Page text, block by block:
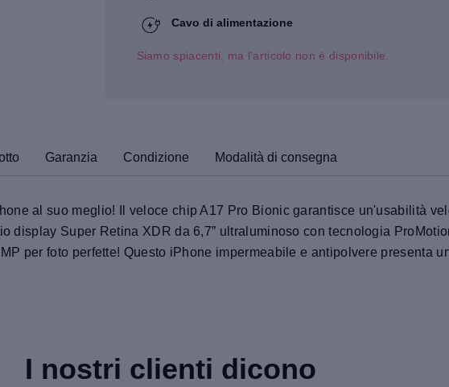
Cavo di alimentazione
Siamo spiacenti, ma l'articolo non è disponibile.
Garanzia Condizione Modalità di consegna
al suo meglio! Il veloce chip A17 Pro Bionic garantisce un'usabilità
display Super Retina XDR da 6,7” ultraluminoso con tecnologia
per foto perfette! Questo iPhone impermeabile e antipolvere presenta
I nostri clienti dicono